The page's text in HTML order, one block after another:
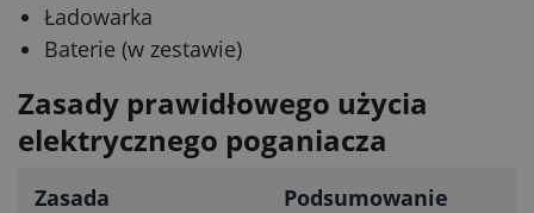
Ładowarka
Baterie (w zestawie)
Zasady prawidłowego użycia
elektrycznego poganiacza
Zasada Podsumowanie